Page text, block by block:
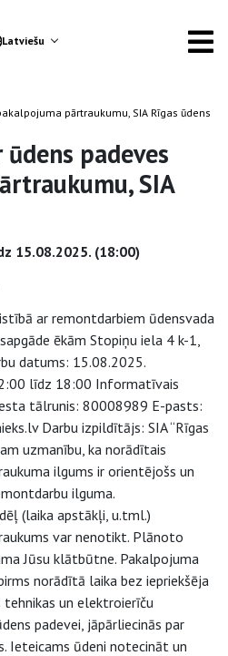
Latviešu
pārtraukumu, SIA Rīgas ūdens
padeves
SIA
15.08.2025. (18:00)
ar remontdarbiem ūdensvada
ēkām Stopiņu iela 4 k-1,
datums: 15.08.2025.
līdz 18:00 Informatīvais
tālrunis: 80008989 E-pasts:
Darbu izpildītājs: SIA “Rīgas
uzmanību, ka norādītais
ilgums ir orientējošs un
ilguma.
(laika apstākļi, u.tml.)
var nenotikt. Plānoto
Jūsu klātbūtne. Pakalpojuma
norādītā laika bez iepriekšēja
tehnikas un elektroierīču
padevei, jāpārliecinās par
Ieteicams ūdeni notecināt un